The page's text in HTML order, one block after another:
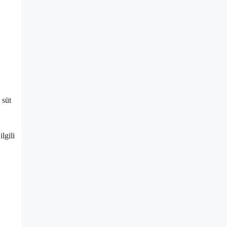
süt
ilgili